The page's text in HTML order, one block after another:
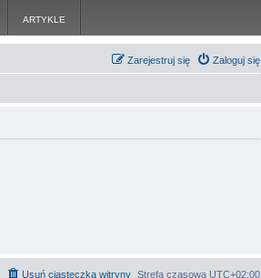
ARTYKLE
Zaloguj się
Zarejestruj się
Strefa czasowa UTC+02:00
Usuń ciasteczka witryny